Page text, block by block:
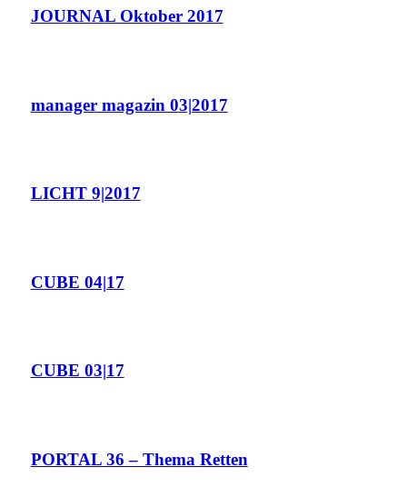
JOURNAL Oktober 2017
manager magazin 03|2017
LICHT 9|2017
CUBE 04|17
CUBE 03|17
PORTAL 36 – Thema Retten